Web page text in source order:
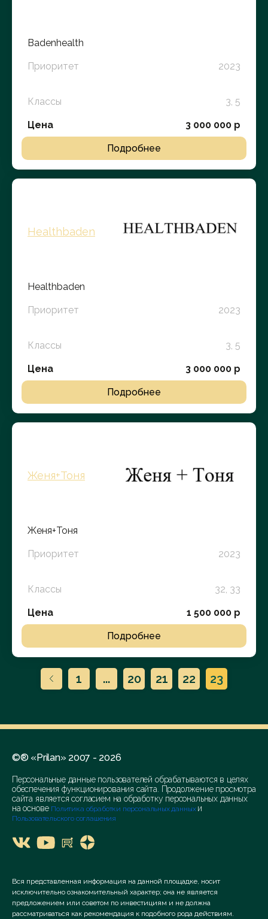
Badenhealth
Приоритет 2023
Классы 3, 5
Цена 3 000 000 р
Подробнее
Healthbaden
Healthbaden
Приоритет 2023
Классы 3, 5
Цена 3 000 000 р
Подробнее
Женя+Тоня
Женя+Тоня
Приоритет 2023
Классы 32, 33
Цена 1 500 000 р
Подробнее
1 ... 20 21 22 23
©® «Prilan» 2007 - 2026
Персональные данные пользователей обрабатываются в целях
обеспечения функционирования сайта. Продолжение просмотра
сайта является согласием на обработку персональных данных
на основе Политика обработки персональных данных и
Пользовательского соглашения
Вся представленная информация на данной площадке, носит
исключительно ознакомительный характер; она не является
предложением или советом по инвестициям и не должна
рассматриваться как рекомендация к подобного рода действиям.